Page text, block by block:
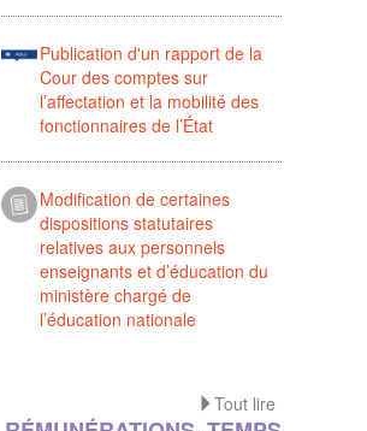
Publication d'un rapport de la
Cour des comptes sur
l’affectation et la mobilité des
fonctionnaires de l’État
Modification de certaines
dispositions statutaires
relatives aux personnels
enseignants et d’éducation du
ministère chargé de
l’éducation nationale
Tout lire